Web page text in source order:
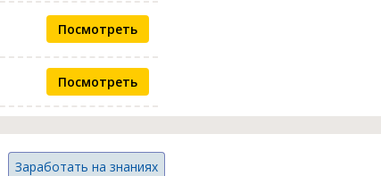
Посмотреть
Посмотреть
Заработать на знаниях